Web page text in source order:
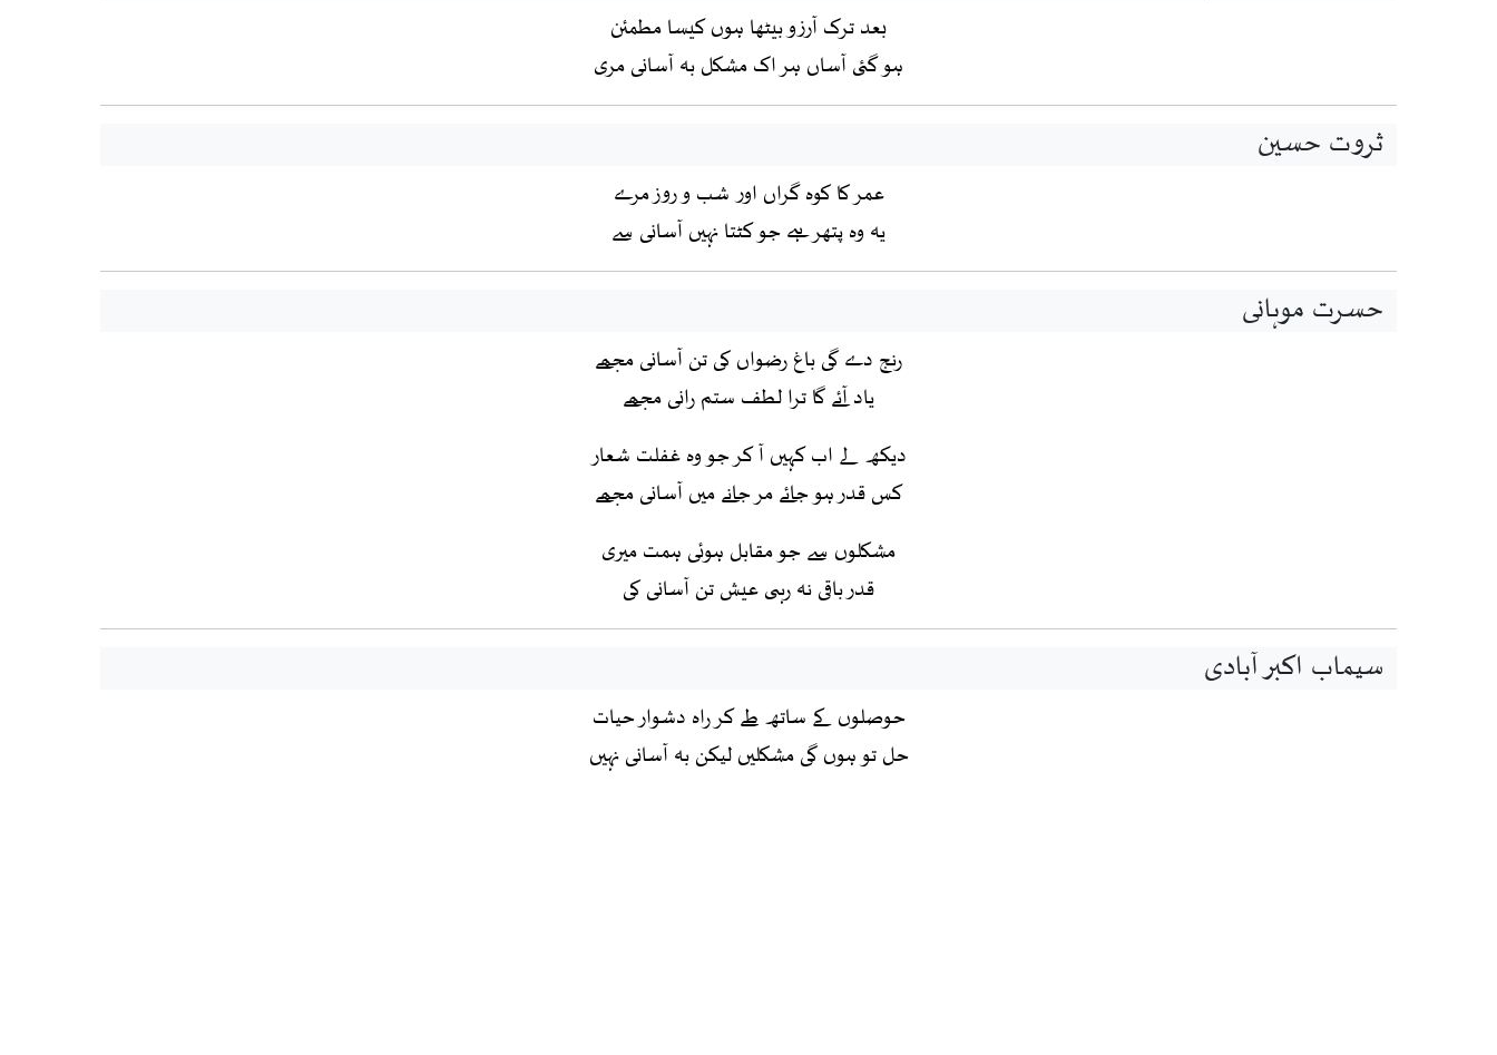
بعد ترک آرزو بیٹھا ہوں کیسا مطمئن
ہو گئی آساں ہر اک مشکل بہ آسانی مری
ثروت حسین
عمر کا کوہ گراں اور شب و روز مرے
یہ وہ پتھر ہے جو کٹتا نہیں آسانی سے
حسرت موہانی
رنج دے گی باغ رضواں کی تن آسانی مجھے
یاد آئے گا ترا لطف ستم رانی مجھے
دیکھ لے اب کہیں آ کر جو وہ غفلت شعار
کس قدر ہو جائے مر جانے میں آسانی مجھے
مشکلوں سے جو مقابل ہوئی ہمت میری
قدر باقی نہ رہی عیش تن آسانی کی
سیماب اکبر آبادی
حوصلوں کے ساتھ طے کر راہ دشوار حیات
حل تو ہوں گی مشکلیں لیکن بہ آسانی نہیں